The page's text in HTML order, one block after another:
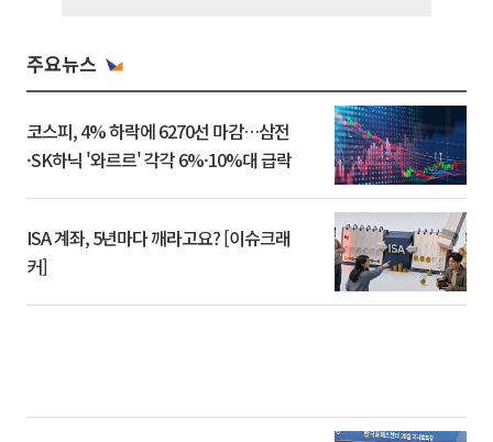
주요뉴스
코스피, 4% 하락에 6270선 마감…삼전
·SK하닉 '와르르' 각각 6%·10%대 급락
ISA 계좌, 5년마다 깨라고요? [이슈크래
커]